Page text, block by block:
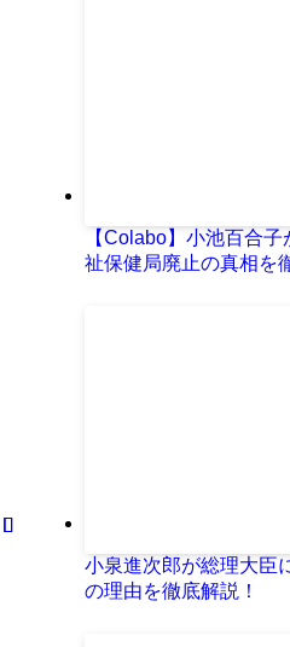
【Colabo】小池百合
祉保健局廃止の真相を
小泉進次郎が総理大臣
の理由を徹底解説！